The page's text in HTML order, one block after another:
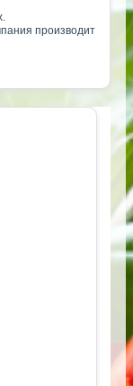
производит